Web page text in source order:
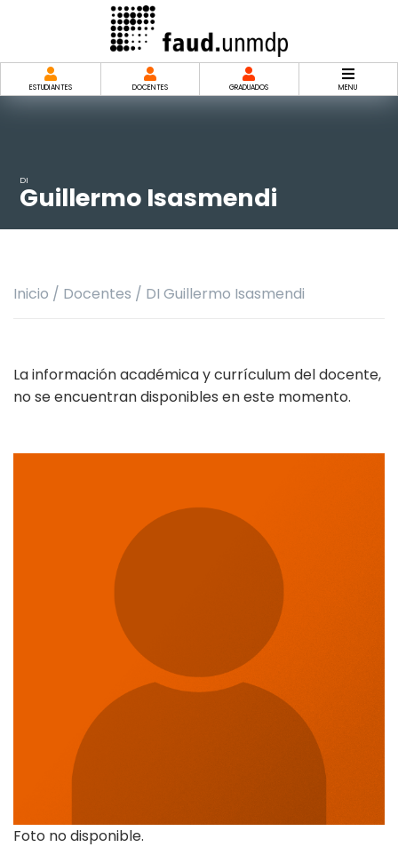
ESTUDIANTES DOCENTES GRADUADOS MENU
DI
Guillermo Isasmendi
Inicio / Docentes / DI Guillermo Isasmendi
La información académica y currículum del docente,
no se encuentran disponibles en este momento.
Foto no disponible.